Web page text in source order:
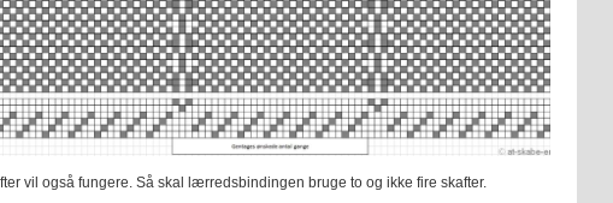
vil også fungere. Så skal lærredsbindingen bruge to og ikke fire skafter.